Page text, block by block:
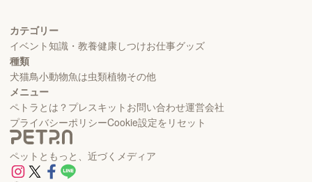
カテゴリー
イベント知識・教養健康しつけお仕事グッズ
種類
犬猫鳥小動物魚は虫類植物その他
メニュー
ペトラとは？ プレスキット お問い合わせ運営会社
プライバシーポリシーCookie設定をリセット
ペットともっと、近づくメディア